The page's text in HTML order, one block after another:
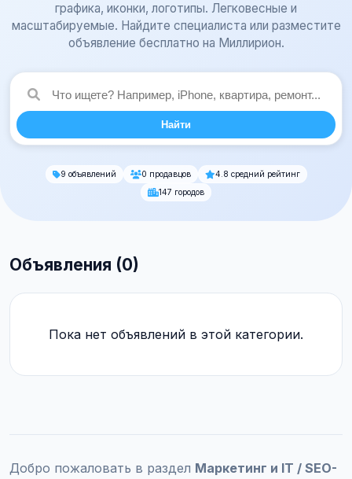
графика, иконки, логотипы. Легковесные и
масштабируемые. Найдите специалиста или разместите
объявление бесплатно на Миллирион.
Найти
9 объявлений 0 продавцов
4.8 средний рейтинг
147 городов
Объявления (0)
Пока нет объявлений в этой категории.
Добро пожаловать в раздел Маркетинг и IT / SEO-